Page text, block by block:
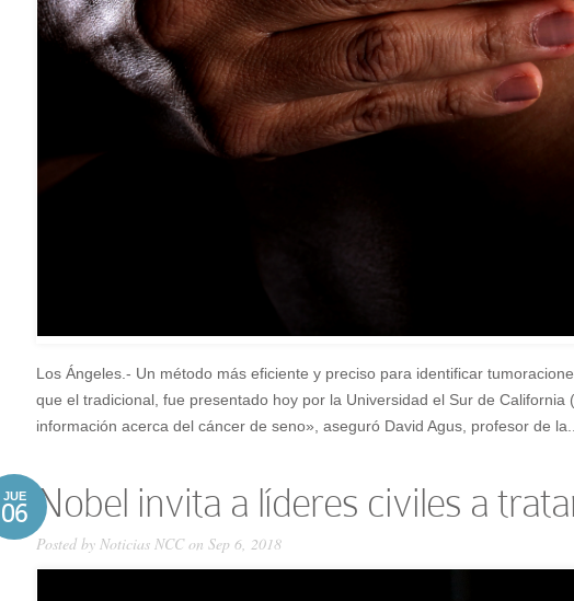
Los Ángeles.- Un método más eficiente y preciso para identificar
que el tradicional, fue presentado hoy por la Universidad el Sur de
información acerca del cáncer de seno», aseguró David Agus, profesor de la...
JUE
06 Nobel invita a líderes civiles a
Posted by Noticias NCCon Sep 6, 2018